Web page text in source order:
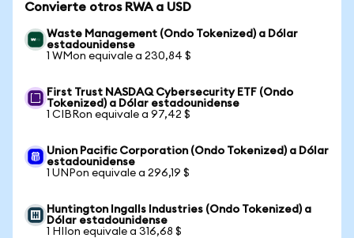
Convierte otros RWA a USD
Waste Management (Ondo Tokenized) a Dólar
estadounidense
1 WMon equivale a 230,84 $
First Trust NASDAQ Cybersecurity ETF (Ondo
Tokenized) a Dólar estadounidense
1 CIBRon equivale a 97,42 $
Union Pacific Corporation (Ondo Tokenized) a Dólar
estadounidense
1 UNPon equivale a 296,19 $
Huntington Ingalls Industries (Ondo Tokenized) a
Dólar estadounidense
1 HIIon equivale a 316,68 $